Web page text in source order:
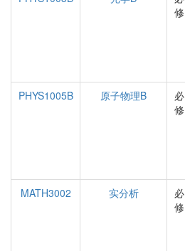
修
PHYS1005B
原子物理B
必
修
MATH3002
实分析
必
修